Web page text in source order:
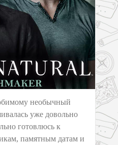
необычный
уже довольно
готовлюсь к
памятным датам и